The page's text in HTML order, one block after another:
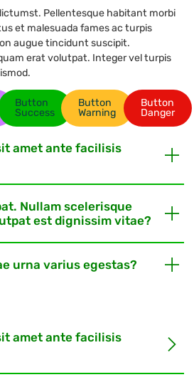
Pellentesque habitant morbi
et malesuada fames ac turpis
augue tincidunt suscipit.
erat volutpat. Integer vel turpis
Button
Success
Button
Warning
Button
Danger
amet ante facilisis
Nullam scelerisque
est dignissim vitae?
urna varius egestas?
amet ante facilisis